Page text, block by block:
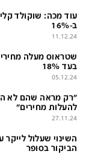
חינוך
צרכנות
עיצוב ונדל''ן
TECH12
ספורט
דעות ופרשנויות
עוד מכה: שוקולד
ב-16%
11.12.24
שטראוס מעלה
בעד 18%
05.12.24
"רק מראה שהם לא
להעלות מחירים"
27.11.24
השינוי שעלול לייקר
הביקור בסופר